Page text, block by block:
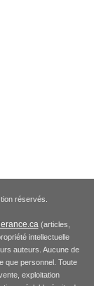
réservés.
(articles,
intellectuelle
auteurs. Aucune de
que personnel. Toute
exploitation